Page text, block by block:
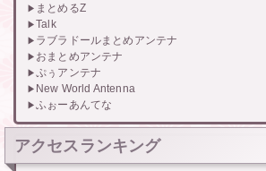
まとめるZ
Talk
ラブラドールまとめアンテナ
おまとめアンテナ
ぷぅアンテナ
New World Antenna
ふぉーあんてな
アクセスランキング